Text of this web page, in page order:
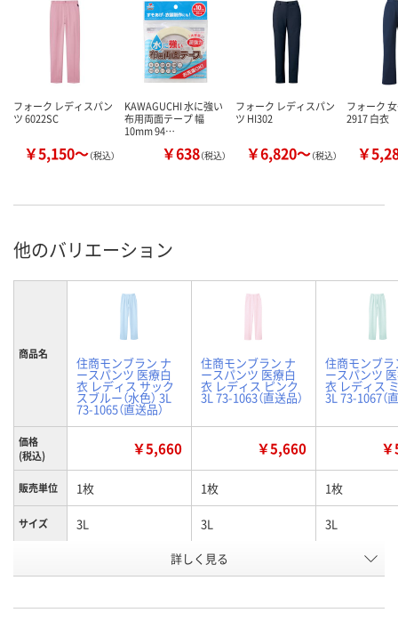
フォーク レディスパン
ツ 6022SC
￥5,150～（税込）
KAWAGUCHI 水に強い
布用両面テープ 幅
10mm 94…
￥638（税込）
フォーク レディスパン
ツ HI302
￥6,820～（税込）
フォーク
2917 白衣
￥
他のバリエーション
商品名
住商モンブラン ナ
ースパンツ 医療白
衣 レディス サック
スブルー（水色） 3L
73-1065（直送品）
住商モンブラン ナ
ースパンツ 医療白
衣 レディス ピンク
3L 73-1063（直送品）
住商モンブラ
ースパンツ
衣 レディス
3L 73-1067（
価格
(税込)
￥5,660 ￥5,660
販売単位 1枚 1枚 1枚
サイズ 3L 3L 3L
サックスブルー（水
色）
ピンク
お申込番
詳しく見る